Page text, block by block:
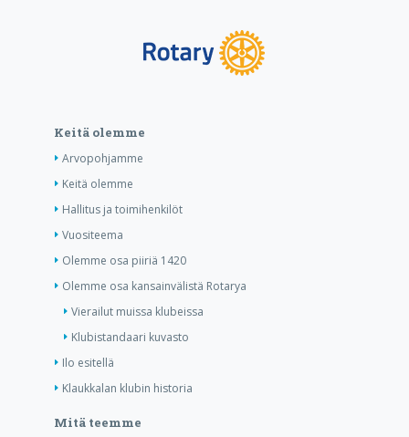
Keitä olemme
Arvopohjamme
Keitä olemme
Hallitus ja toimihenkilöt
Vuositeema
Olemme osa piiriä 1420
Olemme osa kansainvälistä Rotarya
Vierailut muissa klubeissa
Klubistandaari kuvasto
Ilo esitellä
Klaukkalan klubin historia
Mitä teemme